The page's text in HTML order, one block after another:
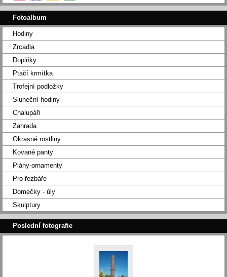
Fotoalbum
Hodiny
Zrcadla
Doplňky
Ptačí krmítka
Trofejní podložky
Sluneční hodiny
Chalupáři
Zahrada
Okrasné rostliny
Kované panty
Plány-ornamenty
Pro řezbáře
Domečky - úly
Skulptury
Poslední fotografie